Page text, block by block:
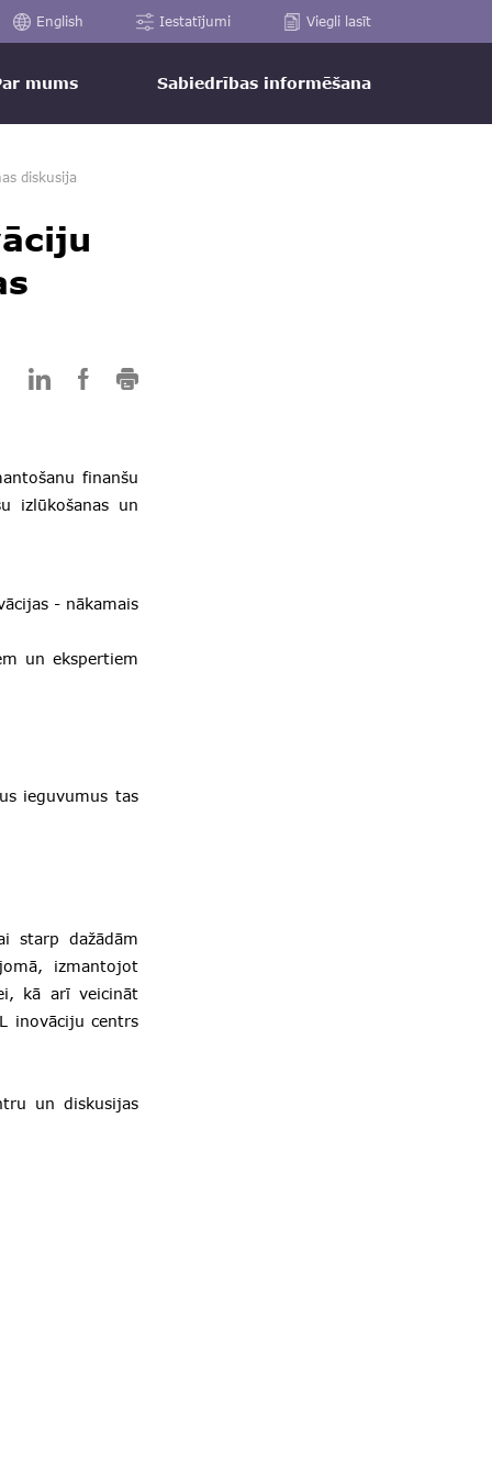
English Iestatījumi Viegli lasīt
mums Sabiedrības informēšana
diskusija
finanšu
izlūkošanas un
- nākamais
un ekspertiem
ieguvumus tas
starp dažādām
izmantojot
kā arī veicināt
inovāciju centrs
un diskusijas